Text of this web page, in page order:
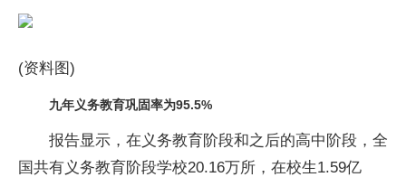
(资料图)
九年义务教育巩固率为95.5%
报告显示，在义务教育阶段和之后的高中阶段，全
国共有义务教育阶段学校20.16万所，在校生1.59亿